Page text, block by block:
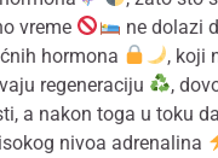
vreme
ne dolazi
hormona
, koji
regeneraciju
,
a nakon toga u toku
nivoa adrenalina